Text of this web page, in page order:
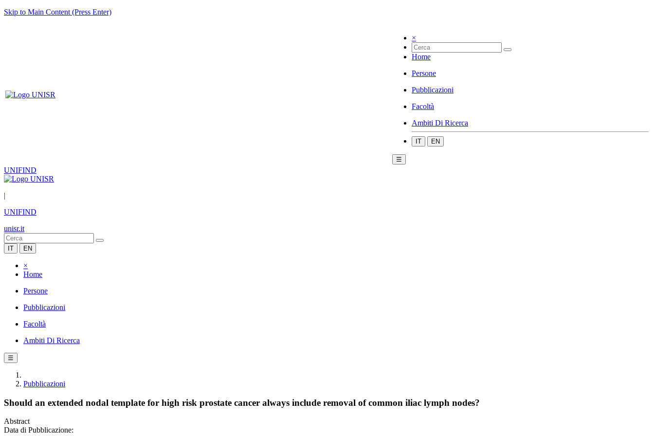
Skip to Main Content (Press Enter)
×
Home
Persone
Pubblicazioni
Facoltà
Ambiti Di Ricerca
IT EN
☰
UNIFIND
|
UNIFIND
unisr.it
IT EN
×
Home
Persone
Pubblicazioni
Facoltà
Ambiti Di Ricerca
☰
Pubblicazioni
Should an extended nodal template for high risk prostate cancer always include removal of common iliac lymph nodes?
Abstract
Data di Pubblicazione: